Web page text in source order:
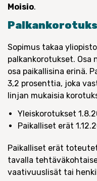
Moisio.
Sopimus takaa
palkankorotukset. Osa
osa paikallisina erinä.
3,2 prosenttia, joka
linjan mukaisia
Yleiskorotukset
Paikalliset erät
Paikalliset erät
tavalla
vaativuuslisät tai